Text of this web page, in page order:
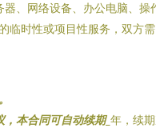
、网络设备、办公电脑、操
临时性或项目性服务，双方
，本合同可自动续期_年，续